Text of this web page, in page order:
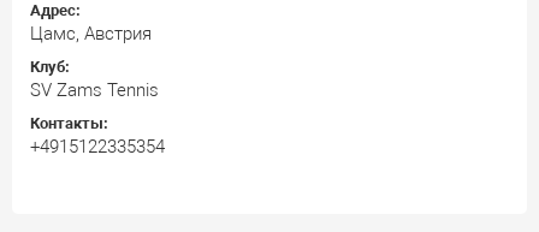
Адрес:
Цамс, Австрия
Клуб:
SV Zams Tennis
Контакты:
+4915122335354